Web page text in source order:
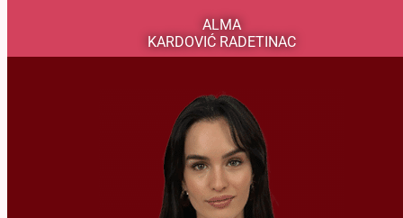
ALMA
KARDOVIĆ RADETINAC
Biografija